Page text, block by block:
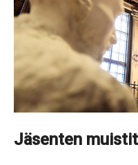
Jäsenten